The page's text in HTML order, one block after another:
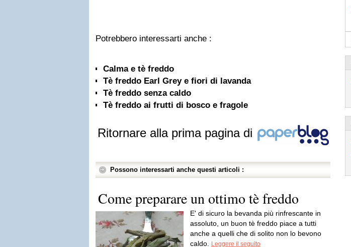
Potrebbero interessarti anche :
Calma e tè freddo
Tè freddo Earl Grey e fiori di lavanda
Tè freddo senza caldo
Tè freddo ai frutti di bosco e fragole
Ritornare alla prima pagina di
Possono interessarti anche questi articoli :
Come preparare un ottimo tè freddo
E' di sicuro la bevanda più rinfrescante in
assoluto, un buon tè freddo piace a tutti
anche a quelli che di solito non lo bevono
caldo.
Leggere il seguito